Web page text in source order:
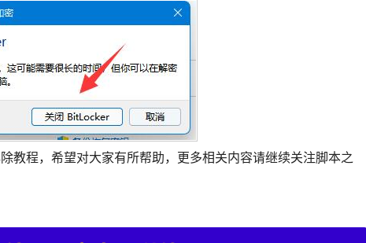
教程，希望对大家有所帮助，更多相关内容请继续关注脚本之